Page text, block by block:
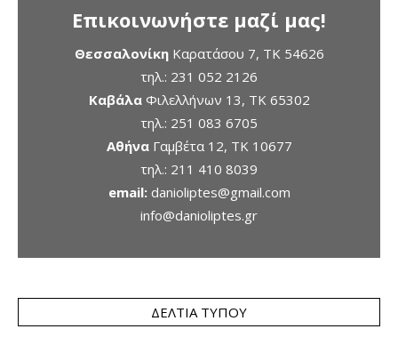
Επικοινωνήστε μαζί μας!
ΘεσσαλονίκηΚαρατάσου 7, TK 54626
τηλ.: 231 052 2126
ΚαβάλαΦιλελλήνων 13, ΤΚ 65302
τηλ.: 251 083 6705
ΑθήναΓαμβέτα 12, ΤΚ 10677
τηλ.: 211 410 8039
email: danioliptes@gmail.com
info@danioliptes.gr
ΔΕΛΤΊΑ ΤΎΠΟΥ